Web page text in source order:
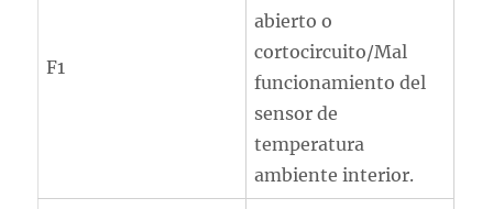
F1
abierto o
cortocircuito/Mal
funcionamiento del
sensor de
temperatura
ambiente interior.